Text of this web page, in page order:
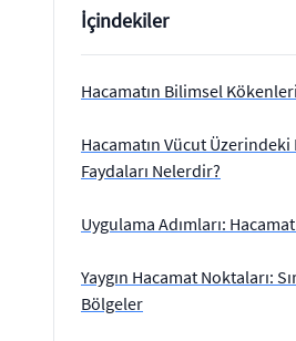
İçindekiler
Hacamatın Bilimsel
Hacamatın Vücut
Faydaları Nelerdir?
Uygulama Adımları: Hacamat
Yaygın Hacamat Noktaları:
Bölgeler